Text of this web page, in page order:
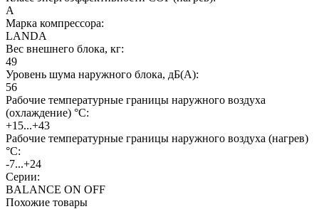
A
Марка компрессора:
LANDA
Вес внешнего блока, кг:
49
Уровень шума наружного блока, дБ(А):
56
Рабочие температурные границы наружного воздуха
(охлаждение) °C:
+15...+43
Рабочие температурные границы наружного воздуха (нагрев)
°C:
-7...+24
Серии:
BALANCE ON OFF
Похожие товары